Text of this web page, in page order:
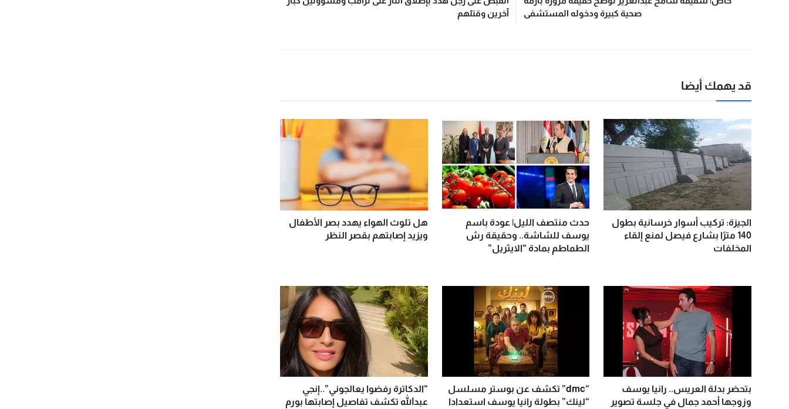
صحية كبيرة ودخوله المستشفى
آخرين وقتلهم
قد يهمك أيضا
الجيزة: تركيب أسوار خرسانية بطول
140 مترًا بشارع فيصل لمنع إلقاء
المخلفات
حدث منتصف الليل| عودة باسم
يوسف للشاشة.. وحقيقة رش
الطماطم بمادة “الايثريل”
هل تلوث الهواء يهدد بصر الأطفال
ويزيد إصابتهم بقصر النظر
بتحضر بدلة العريس.. رانيا يوسف
وزوجها أحمد جمال في جلسة تصوير
“dmc” تكشف عن بوستر مسلسل
“لينك” بطولة رانيا يوسف استعدادا
“الدكاترة رفضوا يعالجوني”..إنجي
عبدالله تكشف تفاصيل إصابتها بورم